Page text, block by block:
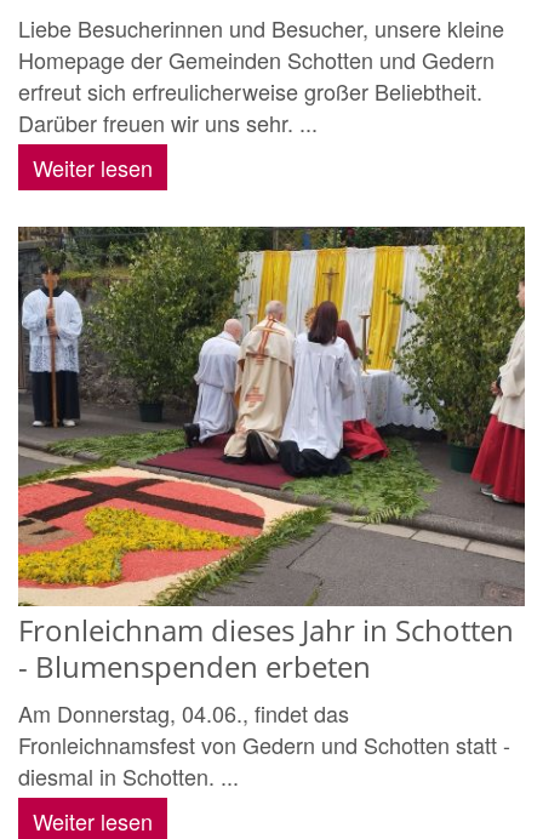
Liebe Besucherinnen und Besucher, unsere kleine
Homepage der Gemeinden Schotten und Gedern
erfreut sich erfreulicherweise großer Beliebtheit.
Darüber freuen wir uns sehr. ...
Weiter lesen
Fronleichnam dieses Jahr in Schotten
- Blumenspenden erbeten
Am Donnerstag, 04.06., findet das
Fronleichnamsfest von Gedern und Schotten statt -
diesmal in Schotten. ...
Weiter lesen